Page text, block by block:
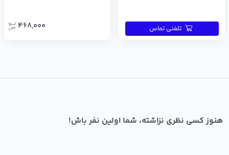
تلفنی تماس 468,000
هنوز کسی نظری نزاشته، شما اولین نفر باش!